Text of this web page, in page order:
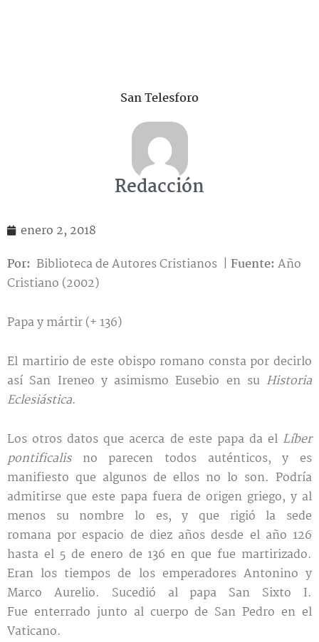
San Telesforo
Redacción
enero 2, 2018
Por: Biblioteca de Autores Cristianos | Fuente:Año
Cristiano (2002)
Papa y mártir (+ 136)
El martirio de este obispo romano consta por decirlo
así San Ireneo y asimismo Eusebio en su Historia
Eclesiástica.
Los otros datos que acerca de este papa da el Líber
pontificalis
no parecen todos auténticos, y es
manifiesto que algunos de ellos no lo son. Podría
admitirse que este papa fuera de origen griego, y al
menos su nombre lo es, y que rigió la sede
romana por espacio de diez años desde el año 126
hasta el 5 de enero de 136 en que fue martirizado.
Eran los tiempos de los emperadores Antonino y
Marco Aurelio. Sucedió al papa San Sixto I.
Fue enterrado junto al cuerpo de San Pedro en el
Vaticano.